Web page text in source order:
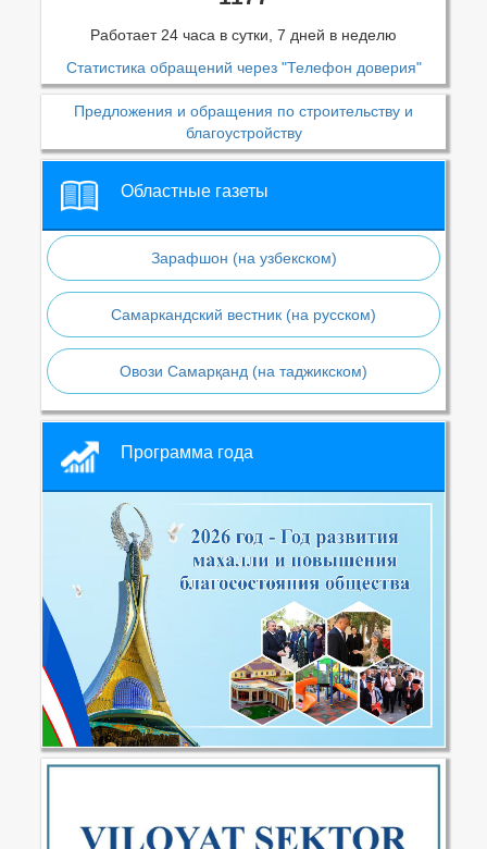
Работает 24 часа в сутки, 7 дней в неделю
Статистика обращений через "Телефон доверия"
Предложения и обращения по строительству и
благоустройству
Областные газеты
Зарафшон (на узбекском)
Самаркандский вестник (на русском)
Овози Самарқанд (на таджикском)
Программа года